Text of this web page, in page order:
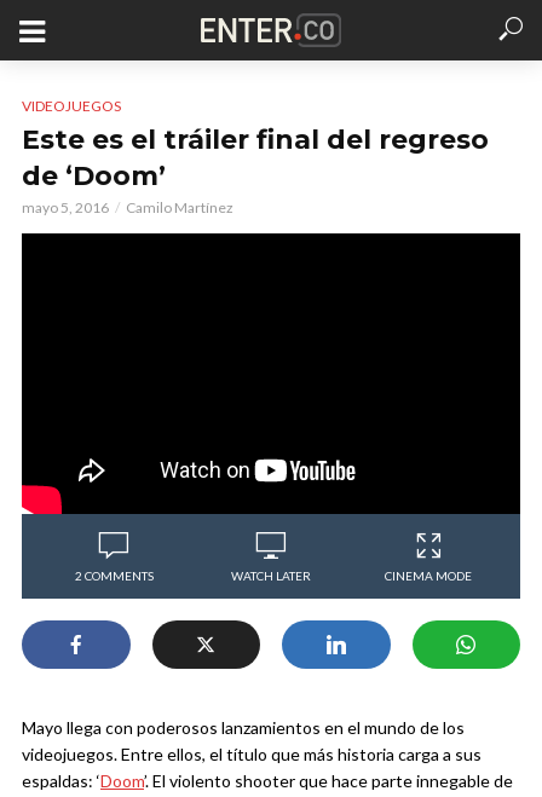
VIDEOJUEGOS
Este es el tráiler final del regreso
de ‘Doom’
mayo 5, 2016 Camilo Martínez
2 COMMENTS WATCH LATER CINEMA MODE
Mayo llega con poderosos lanzamientos en el mundo de los
videojuegos. Entre ellos, el título que más historia carga a sus
espaldas: ‘Doom’. El violento shooter que hace parte innegable de